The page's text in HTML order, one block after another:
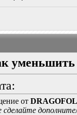
от DRAGOFOL